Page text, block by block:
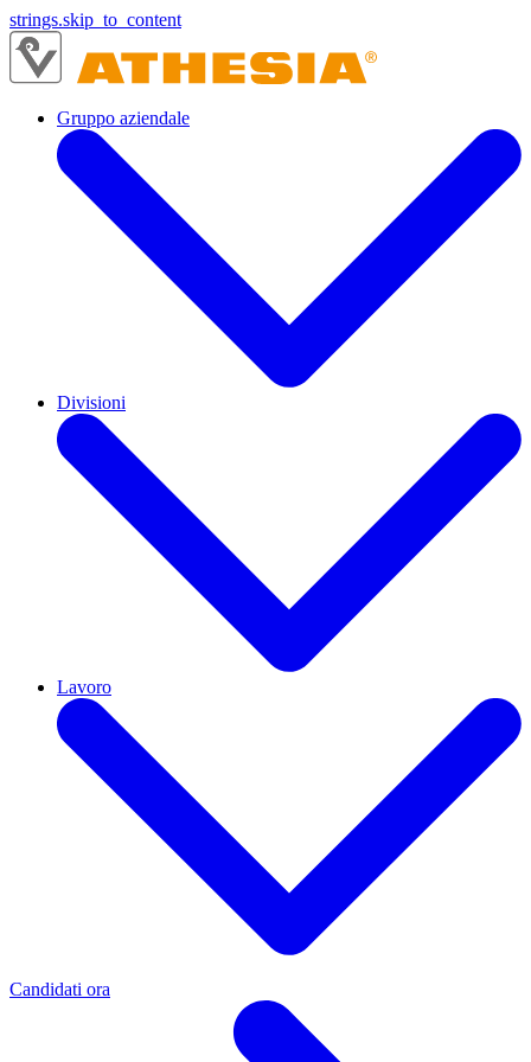
strings.skip_to_content
Gruppo aziendale
Divisioni
Lavoro
Candidati ora